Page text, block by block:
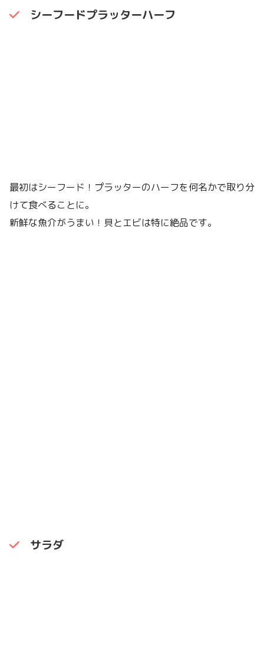
シーフードプラッターハーフ
最初はシーフード！プラッターのハーフを何名かで取り分
けて食べることに。
新鮮な魚介がうまい！貝とエビは特に絶品です。
サラダ